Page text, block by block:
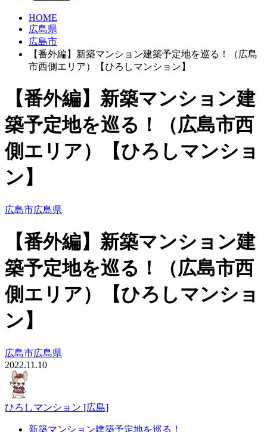
HOME
広島県
広島市
【番外編】新築マンション建築予定地を巡る！（広島
市西側エリア）【ひろしマンション】
【番外編】新築マンション建
築予定地を巡る！（広島市西
側エリア）【ひろしマンショ
ン】
広島市広島県
【番外編】新築マンション建
築予定地を巡る！（広島市西
側エリア）【ひろしマンショ
ン】
広島市広島県
2022.11.10
ひろしマンション [広島]
新築マンション建築予定地を巡る！